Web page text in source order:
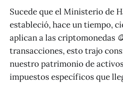
Sucede que el Ministerio de
estableció, hace un tiempo,
aplican a las criptomonedas
transacciones, esto trajo
nuestro patrimonio de
impuestos específicos que